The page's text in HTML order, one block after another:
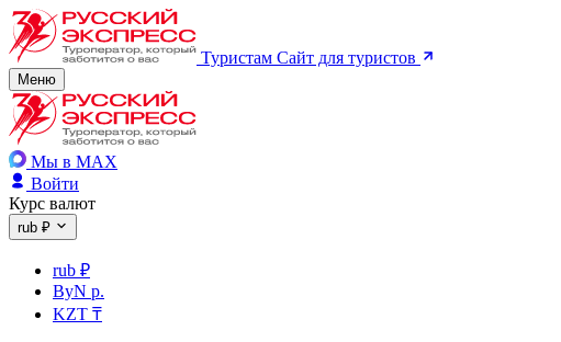
Туристам Сайт для туристов
Меню
Мы в MAX
Войти
Курс валют
rub ₽
rub ₽
ByN р.
KZT ₸